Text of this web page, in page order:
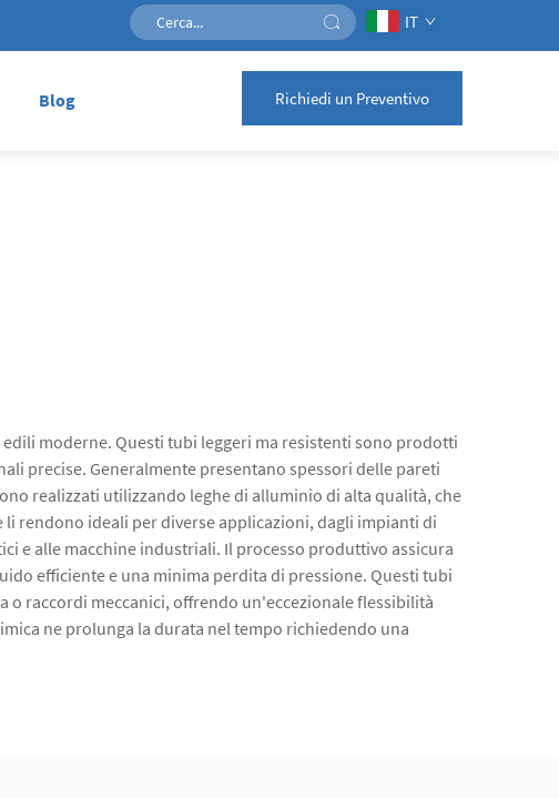
IT
Blog Richiedi un Preventivo
moderne. Questi tubi leggeri ma resistenti sono prodotti
precise. Generalmente presentano spessori delle pareti
realizzati utilizzando leghe di alluminio di alta qualità, che
rendono ideali per diverse applicazioni, dagli impianti di
e alle macchine industriali. Il processo produttivo assicura
efficiente e una minima perdita di pressione. Questi tubi
o raccordi meccanici, offrendo un'eccezionale flessibilità
ne prolunga la durata nel tempo richiedendo una